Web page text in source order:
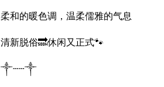
柔和的暖色调，温柔儒雅的气息
清新脱俗🔜休闲又正式🐾
༒┄┄༒